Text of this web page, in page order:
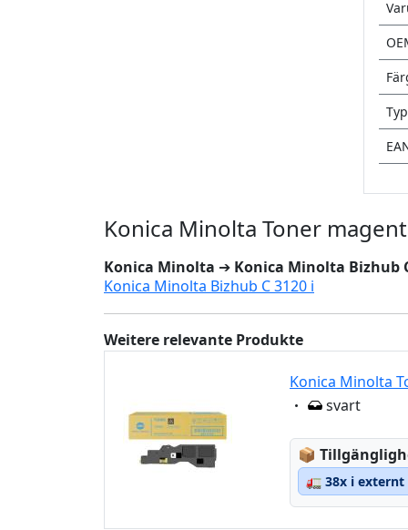
Typ
Konica Minolta Toner
Konica Minolta ➔ Konica Minolta Bizhub
Konica Minolta Bizhub C 3120 i
Weitere relevante Produkte
Konica Minolta
Eigenschaft:
svart
📦
🚛 38x i externt